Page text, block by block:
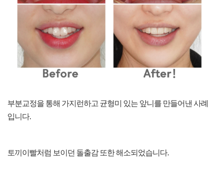
부분교정을 통해 가지런하고 균형미 있는 앞니를 만들어낸 사례
입니다.
토끼이빨처럼 보이던 돌출감 또한 해소되었습니다.